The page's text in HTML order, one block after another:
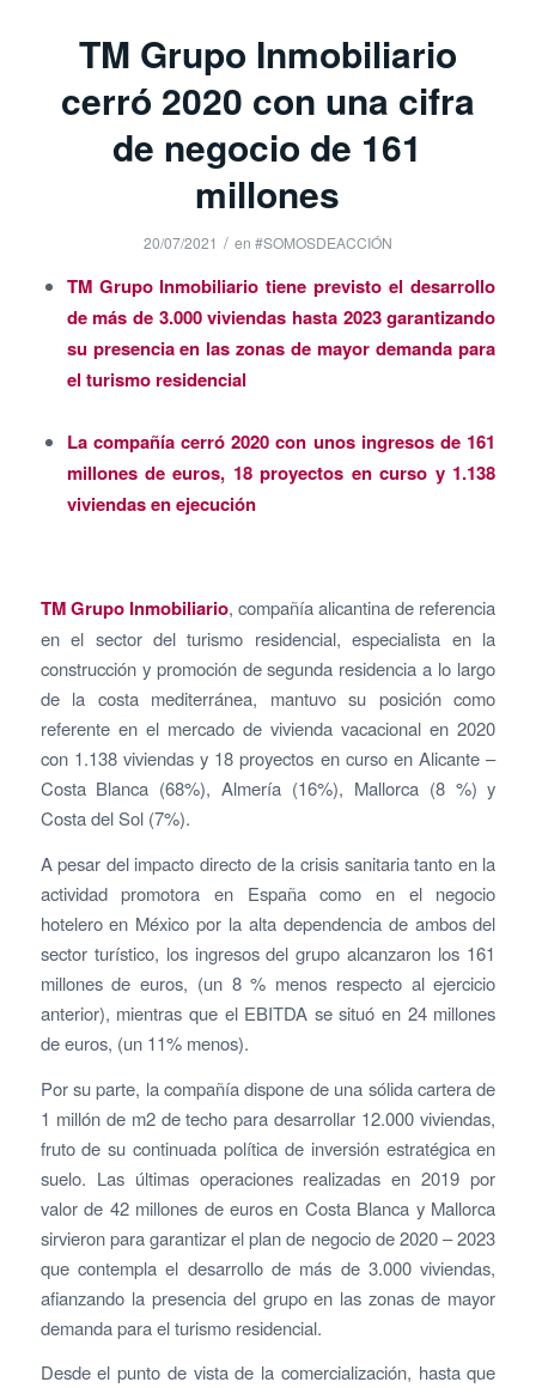
TM Grupo Inmobiliario
cerró 2020 con una cifra
de negocio de 161
millones
20/07/2021 / en #SOMOSDEACCIÓN
TM Grupo Inmobiliario tiene previsto el desarrollo
de más de 3.000 viviendas hasta 2023 garantizando
su presencia en las zonas de mayor demanda para
el turismo residencial
La compañía cerró 2020 con unos ingresos de 161
millones de euros, 18 proyectos en curso y 1.138
viviendas en ejecución
TM Grupo Inmobiliario, compañía alicantina de referencia
en el sector del turismo residencial, especialista en la
construcción y promoción de segunda residencia a lo largo
de la costa mediterránea, mantuvo su posición como
referente en el mercado de vivienda vacacional en 2020
con 1.138 viviendas y 18 proyectos en curso en Alicante –
Costa Blanca (68%), Almería (16%), Mallorca (8 %) y
Costa del Sol (7%).
A pesar del impacto directo de la crisis sanitaria tanto en la
actividad promotora en España como en el negocio
hotelero en México por la alta dependencia de ambos del
sector turístico, los ingresos del grupo alcanzaron los 161
millones de euros, (un 8 % menos respecto al ejercicio
anterior), mientras que el EBITDA se situó en 24 millones
de euros, (un 11% menos).
Por su parte, la compañía dispone de una sólida cartera de
1 millón de m2 de techo para desarrollar 12.000 viviendas,
fruto de su continuada política de inversión estratégica en
suelo. Las últimas operaciones realizadas en 2019 por
valor de 42 millones de euros en Costa Blanca y Mallorca
sirvieron para garantizar el plan de negocio de 2020 – 2023
que contempla el desarrollo de más de 3.000 viviendas,
afianzando la presencia del grupo en las zonas de mayor
demanda para el turismo residencial.
Desde el punto de vista de la comercialización, hasta que